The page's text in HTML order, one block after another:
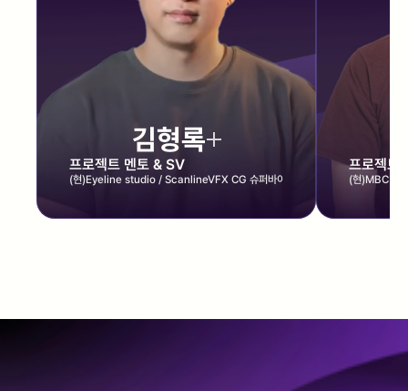
김형록
프로젝트 멘토 & SV
(현)Eyeline studio / ScanlineVFX CG 슈퍼바이저
프로젝트
(현)MBC 사